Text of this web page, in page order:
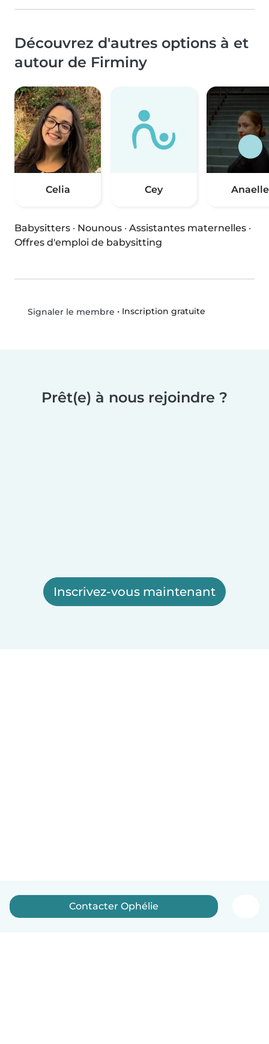
Découvrez d'autres options à et
autour de Firminy
Celia Cey Anaelle
Babysitters · Nounous · Assistantes maternelles ·
Offres d'emploi de babysitting
Signaler le membre • Inscription gratuite
Prêt(e) à nous rejoindre ?
Inscrivez-vous maintenant
Contacter Ophélie